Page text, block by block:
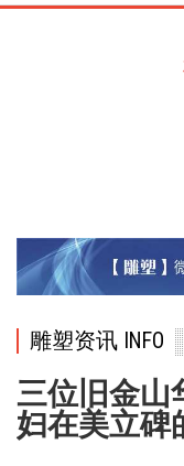
雕塑资讯 INFO
三位旧金山
妇在美立碑